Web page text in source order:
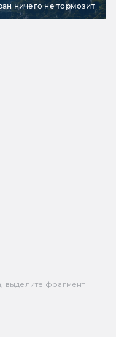
ничего не тормозит
выделите фрагмент